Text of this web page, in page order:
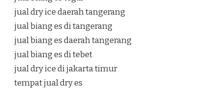
jual dry ice daerah tangerang
jual biang es di tangerang
jual biang es daerah tangerang
jual biang es di tebet
jual dry ice di jakarta timur
tempat jual dry es